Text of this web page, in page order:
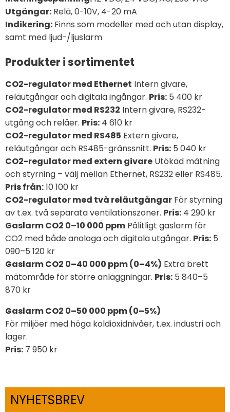
Utgångar: Relä, 0-10V, 4-20 mA
Indikering: Finns som modeller med och utan display,
samt med ljud-/ljuslarm
Produkter i sortimentet
CO2-regulator med Ethernet Intern givare,
reläutgångar och digitala ingångar. Pris: 5 400 kr
CO2-regulator med RS232 Intern givare, RS232-
utgång och reläer. Pris: 4 610 kr
CO2-regulator med RS485 Extern givare,
reläutgångar och RS485-gränssnitt. Pris: 5 040 kr
CO2-regulator med extern givare Utökad mätning
och styrning – välj mellan Ethernet, RS232 eller RS485.
Pris från:10 100 kr
CO2-regulator med två reläutgångar För styrning
av t.ex. två separata ventilationszoner. Pris: 4 290 kr
Gaslarm CO2 0–10 000 ppm Pålitligt gaslarm för
CO2 med både analoga och digitala utgångar. Pris: 5
090–5 120 kr
Gaslarm CO2 0–40 000 ppm (0–4%) Extra brett
mätområde för större anläggningar. Pris: 5 840–5
870 kr
Gaslarm CO2 0–50 000 ppm (0–5%)
För miljöer med höga koldioxidnivåer, t.ex. industri och
lager.
Pris: 7 950 kr
NYHETSBREV